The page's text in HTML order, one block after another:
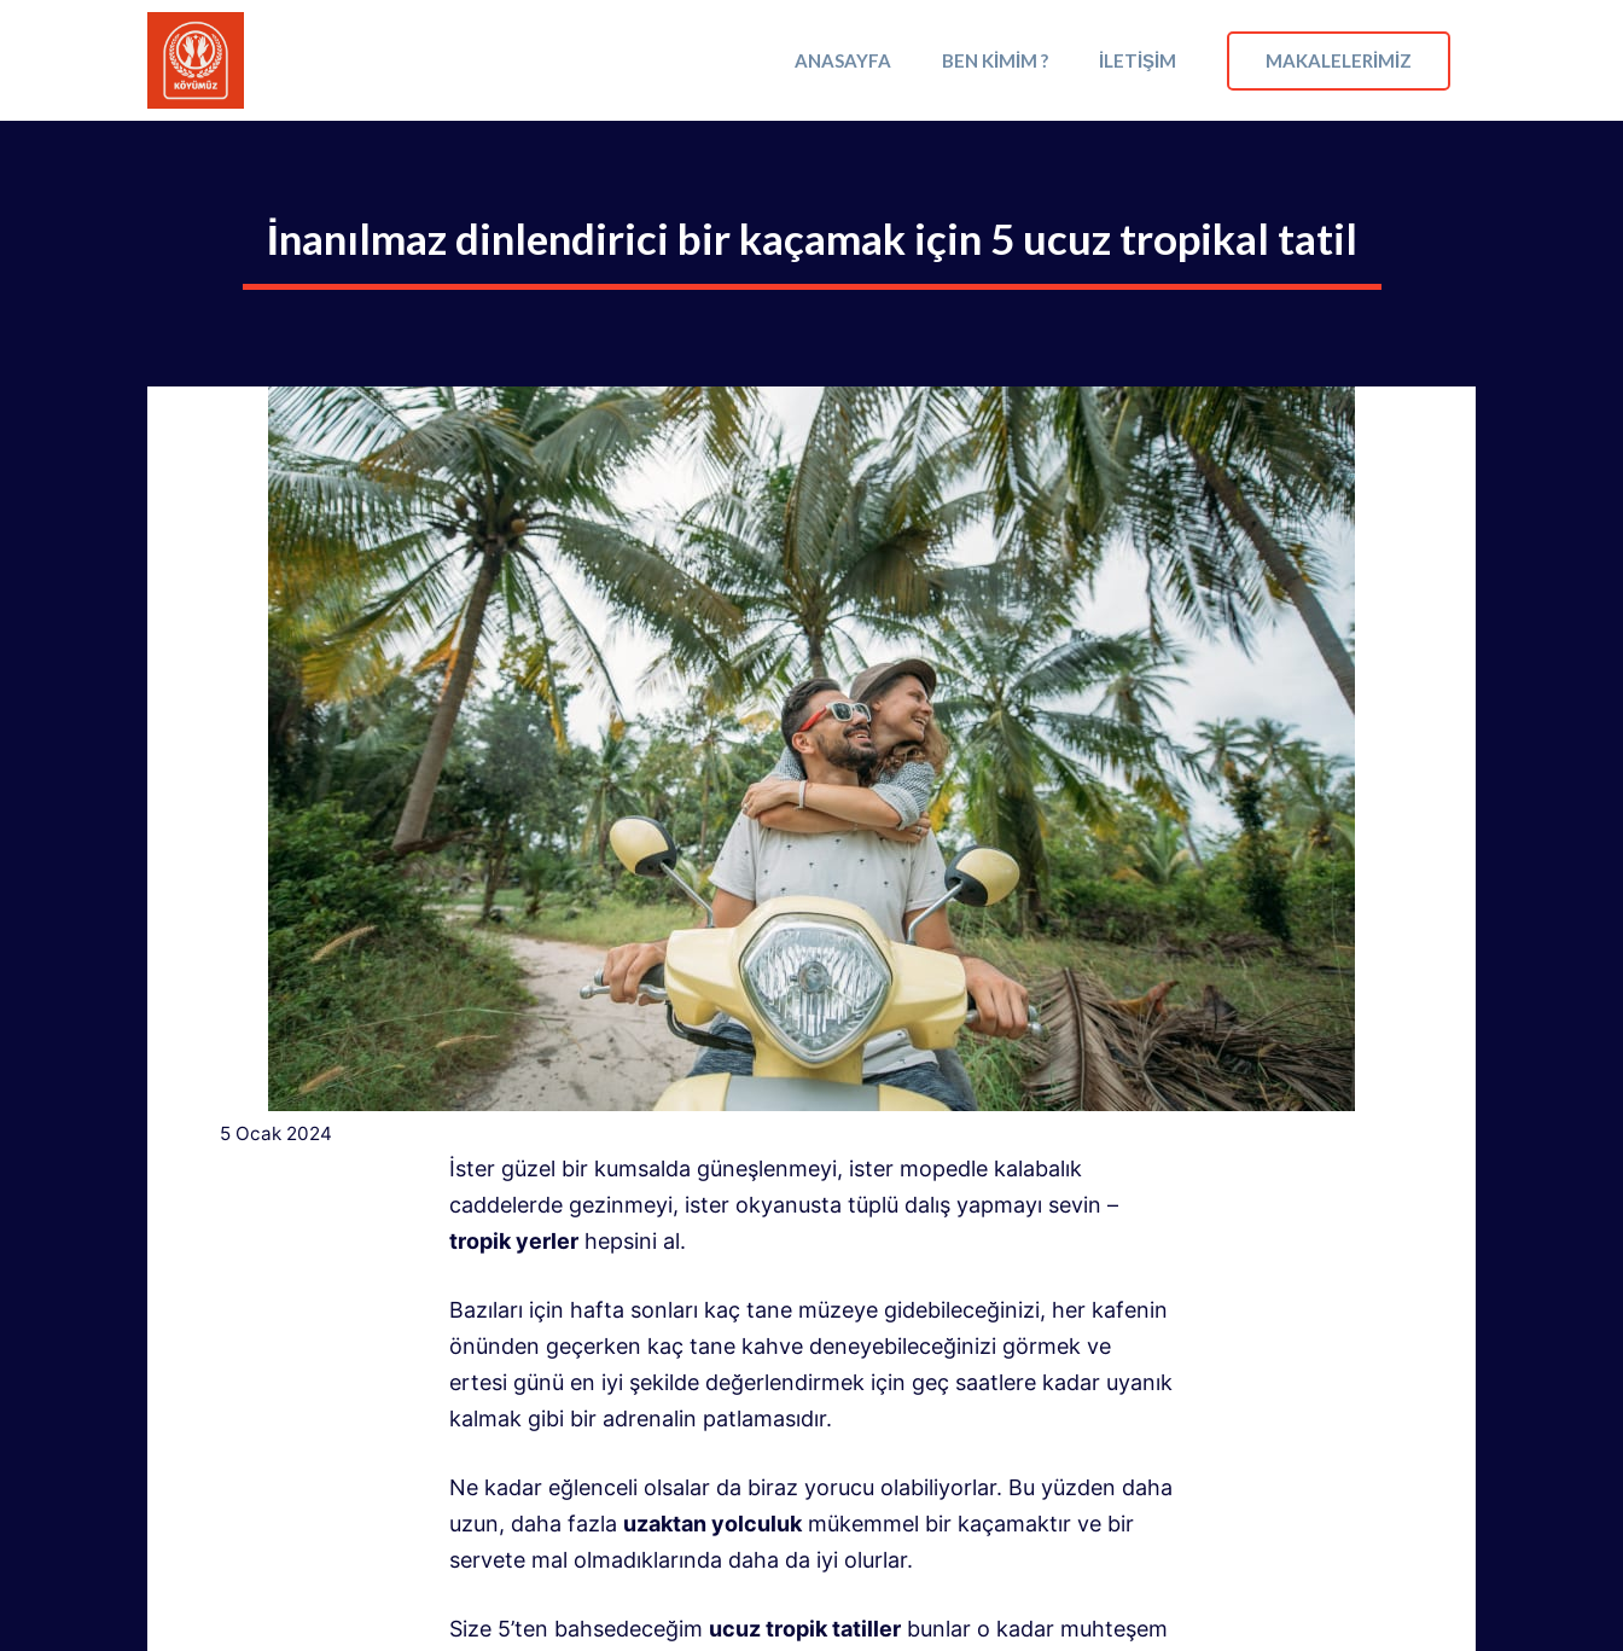
ANASAYFA BEN KIMIM ? İLETIŞIM MAKALELERIMIZ
İnanılmaz dinlendirici bir kaçamak için 5 ucuz tropikal tatil
5 Ocak 2024
İster güzel bir kumsalda güneşlenmeyi, ister mopedle kalabalık
caddelerde gezinmeyi, ister okyanusta tüplü dalış yapmayı sevin –
tropik yerler hepsini al.
Bazıları için hafta sonları kaç tane müzeye gidebileceğinizi, her kafenin
önünden geçerken kaç tane kahve deneyebileceğinizi görmek ve
ertesi günü en iyi şekilde değerlendirmek için geç saatlere kadar uyanık
kalmak gibi bir adrenalin patlamasıdır.
Ne kadar eğlenceli olsalar da biraz yorucu olabiliyorlar. Bu yüzden daha
uzun, daha fazla uzaktan yolculukmükemmel bir kaçamaktır ve bir
servete mal olmadıklarında daha da iyi olurlar.
Size 5’ten bahsedeceğim ucuz tropik tatiller bunlar o kadar muhteşem